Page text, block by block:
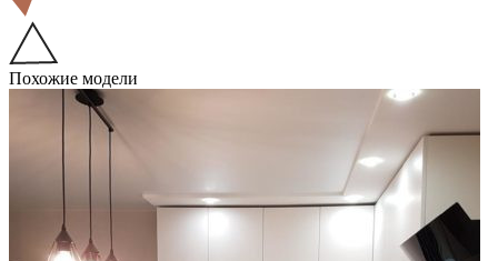
Похожие модели